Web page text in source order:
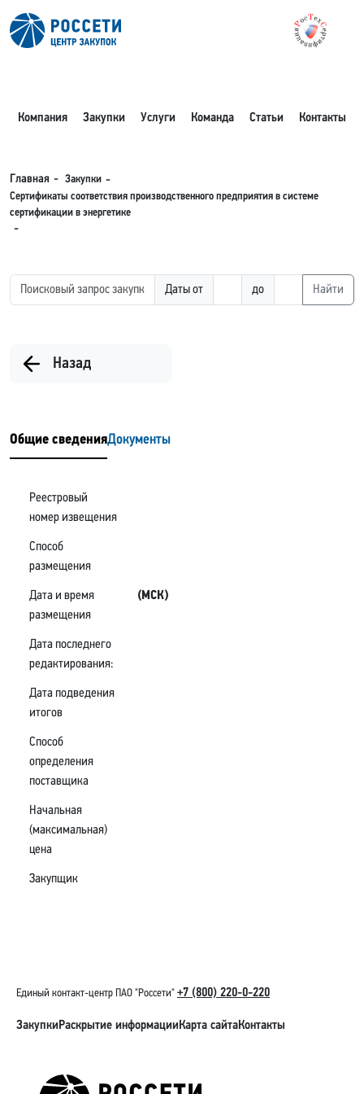
Компания Закупки Услуги Команда Статьи Контакты
Главная
Закупки
Сертификаты соответствия производственного предприятия в системе
сертификации в энергетике
Даты от до Найти
Назад
Общие сведенияДокументы
Реестровый
номер извещения
Способ
размещения
Дата и время
размещения
(МСК)
Дата последнего
редактирования:
Дата подведения
итогов
Способ
определения
поставщика
Начальная
(максимальная)
цена
Закупщик
Единый контакт-центр ПАО "Россети" +7 (800) 220-0-220
ЗакупкиРаскрытие информацииКарта сайтаКонтакты